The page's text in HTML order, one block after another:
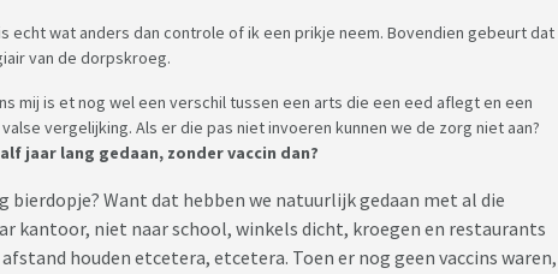
echt wat anders dan controle of ik een prikje neem. Bovendien gebeurt dat
van de dorpskroeg.
mij is et nog wel een verschil tussen een arts die een eed aflegt en een
vergelijking. Als er die pas niet invoeren kunnen we de zorg niet aan?
jaar lang gedaan, zonder vaccin dan?
bierdopje? Want dat hebben we natuurlijk gedaan met al die
kantoor, niet naar school, winkels dicht, kroegen en restaurants
houden etcetera, etcetera. Toen er nog geen vaccins waren,